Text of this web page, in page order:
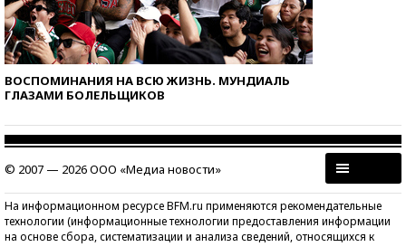
ВОСПОМИНАНИЯ НА ВСЮ ЖИЗНЬ. МУНДИАЛЬ
ГЛАЗАМИ БОЛЕЛЬЩИКОВ
© 2007 — 2026 ООО «Медиа новости»
На информационном ресурсе BFM.ru применяются рекомендательные
технологии (информационные технологии предоставления информации
на основе сбора, систематизации и анализа сведений, относящихся к